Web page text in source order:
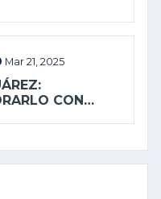
Mar 21, 2025
CON…